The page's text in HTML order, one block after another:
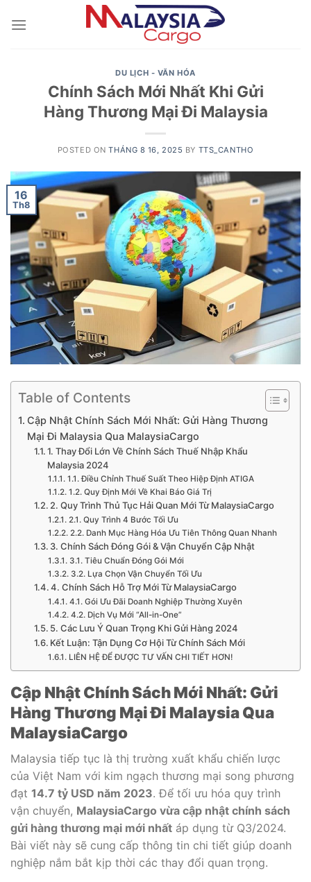
DU LỊCH - VĂN HÓA
Chính Sách Mới Nhất Khi Gửi
Hàng Thương Mại Đi Malaysia
POSTED ONTHÁNG 8 16, 2025 BY TTS_CANTHO
16
Th8
Table of Contents
Cập Nhật Chính Sách Mới Nhất: Gửi Hàng Thương
Mại Đi Malaysia Qua MalaysiaCargo
1. Thay Đổi Lớn Về Chính Sách Thuế Nhập Khẩu
Malaysia 2024
1.1. Điều Chỉnh Thuế Suất Theo Hiệp Định ATIGA
1.2. Quy Định Mới Về Khai Báo Giá Trị
2. Quy Trình Thủ Tục Hải Quan Mới Từ MalaysiaCargo
2.1. Quy Trình 4 Bước Tối Ưu
2.2. Danh Mục Hàng Hóa Ưu Tiên Thông Quan Nhanh
3. Chính Sách Đóng Gói & Vận Chuyển Cập Nhật
3.1. Tiêu Chuẩn Đóng Gói Mới
3.2. Lựa Chọn Vận Chuyển Tối Ưu
4. Chính Sách Hỗ Trợ Mới Từ MalaysiaCargo
4.1. Gói Ưu Đãi Doanh Nghiệp Thường Xuyên
4.2. Dịch Vụ Mới “All-in-One”
5. Các Lưu Ý Quan Trọng Khi Gửi Hàng 2024
Kết Luận: Tận Dụng Cơ Hội Từ Chính Sách Mới
LIÊN HỆ ĐỂ ĐƯỢC TƯ VẤN CHI TIẾT HƠN!
Cập Nhật Chính Sách Mới Nhất: Gửi
Hàng Thương Mại Đi Malaysia Qua
MalaysiaCargo
Malaysia tiếp tục là thị trường xuất khẩu chiến lược
của Việt Nam với kim ngạch thương mại song phương
đạt 14.7 tỷ USD năm 2023. Để tối ưu hóa quy trình
vận chuyển, MalaysiaCargo vừa cập nhật chính sách
gửi hàng thương mại mới nhất áp dụng từ Q3/2024.
Bài viết này sẽ cung cấp thông tin chi tiết giúp doanh
nghiệp nắm bắt kịp thời các thay đổi quan trọng.